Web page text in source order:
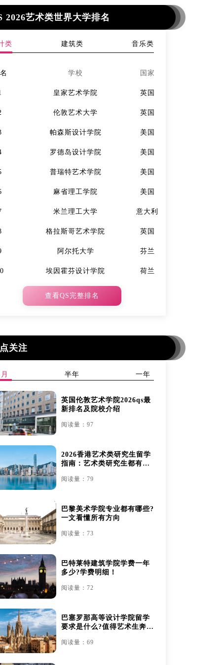
2026艺术类世界大学排名
类 建筑类 音乐类
学校 国家
皇家艺术学院 英国
伦敦艺术大学 英国
帕森斯设计学院 美国
罗德岛设计学院 美国
普瑞特艺术学院 美国
麻省理工学院 美国
米兰理工大学 意大利
格拉斯哥艺术学院 英国
阿尔托大学 芬兰
埃因霍芬设计学院 荷兰
查看QS完整排名
关注
半年 一年
英国伦敦艺术学院2026qs最
新排名及院校介绍
阅读量：97
2026香港艺术类研究生留学
指南：艺术类研究生都有哪
阅读量：79
巴黎美术学院专业都有哪些?
一文看懂所有方向
阅读量：73
巴特莱特建筑学院学费一年
多少?学费明细！
阅读量：72
巴塞罗那高等设计学院留学
要求是什么?值得艺术生奔赴
阅读量：69